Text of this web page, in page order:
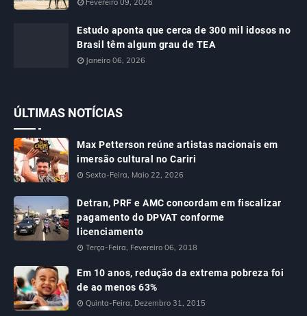
Fevereiro 09, 2026
Estudo aponta que cerca de 300 mil idosos no
Brasil têm algum grau de TEA
Janeiro 06, 2026
ÚLTIMAS NOTÍCIAS
Max Petterson reúne artistas nacionais em
imersão cultural no Cariri
Sexta-Feira, Maio 22, 2026
Detran, PRF e AMC concordam em fiscalizar
pagamento do DPVAT conforme
licenciamento
Terça-Feira, Fevereiro 06, 2018
Em 10 anos, redução da extrema pobreza foi
de ao menos 63%
Quinta-Feira, Dezembro 31, 2015